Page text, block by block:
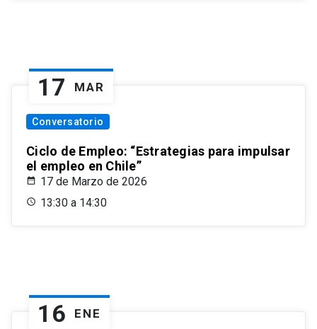
17 MAR
Conversatorio
Ciclo de Empleo: “Estrategias para impulsar
el empleo en Chile”
17 de Marzo de 2026
13:30 a 14:30
16 ENE